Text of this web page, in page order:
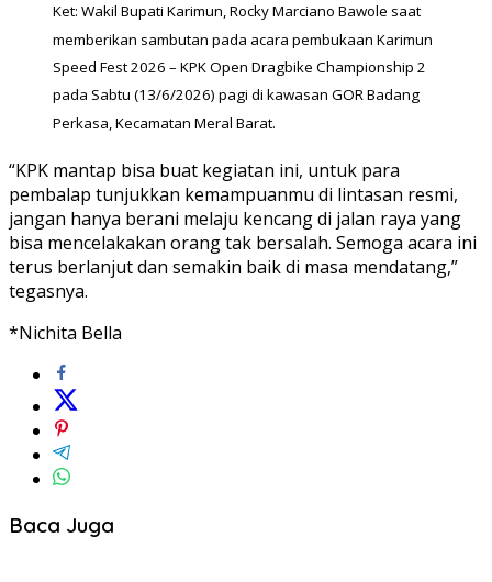
Ket: Wakil Bupati Karimun, Rocky Marciano Bawole saat
memberikan sambutan pada acara pembukaan Karimun
Speed Fest 2026 – KPK Open Dragbike Championship 2
pada Sabtu (13/6/2026) pagi di kawasan GOR Badang
Perkasa, Kecamatan Meral Barat.
“KPK mantap bisa buat kegiatan ini, untuk para
pembalap tunjukkan kemampuanmu di lintasan resmi,
jangan hanya berani melaju kencang di jalan raya yang
bisa mencelakakan orang tak bersalah. Semoga acara ini
terus berlanjut dan semakin baik di masa mendatang,”
tegasnya.
*Nichita Bella
Baca Juga